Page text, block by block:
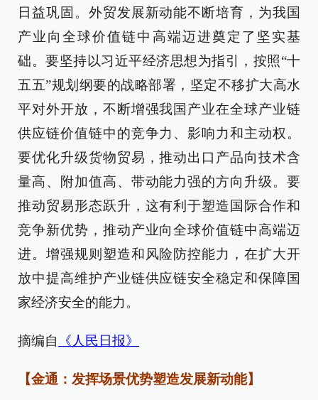
日益巩固。外贸发展新动能不断培育，为我国
产业向全球价值链中高端迈进奠定了坚实基
础。要坚持以习近平经济思想为指引，按照“十
五五”规划纲要的战略部署，坚定不移扩大高水
平对外开放，不断增强我国产业在全球产业链
供应链价值链中的竞争力、影响力和主动权。
要优化升级货物贸易，推动出口产品向技术含
量高、附加值高、带动能力强的方向升级。要
推动贸易形态跃升，这有利于塑造国际合作和
竞争新优势，推动产业向全球价值链中高端迈
进。增强规则塑造和风险防控能力，在扩大开
放中提高维护产业链供应链安全稳定和保障国
家经济安全的能力。
摘编自 《人民日报》
【金通：发挥场景优势塑造发展新动能】